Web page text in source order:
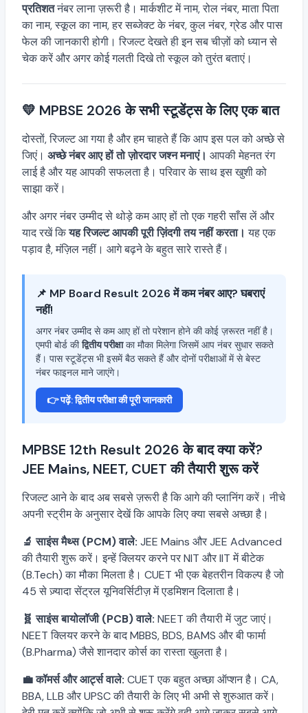
प्रतिशतनंबर लाना ज़रूरी है। मार्कशीट में नाम, रोल नंबर, माता पिता
का नाम, स्कूल का नाम, हर सब्जेक्ट के नंबर, कुल नंबर, ग्रेड और पास
फेल की जानकारी होगी। रिजल्ट देखते ही इन सब चीज़ों को ध्यान से
चेक करें और अगर कोई गलती दिखे तो स्कूल को तुरंत बताएं।
💛 MPBSE 2026 के सभी स्टूडेंट्स के लिए एक बात
दोस्तों, रिजल्ट आ गया है और हम चाहते हैं कि आप इस पल को अच्छे से
जिएं। अच्छे नंबर आए हों तो ज़ोरदार जश्न मनाएं। आपकी मेहनत रंग
लाई है और यह आपकी सफलता है। परिवार के साथ इस खुशी को
साझा करें।
और अगर नंबर उम्मीद से थोड़े कम आए हों तो एक गहरी साँस लें और
याद रखें कियह रिजल्ट आपकी पूरी ज़िंदगी तय नहीं करता। यह एक
पड़ाव है, मंज़िल नहीं। आगे बढ़ने के बहुत सारे रास्ते हैं।
📌 MP Board Result 2026 में कम नंबर आए? घबराएं
नहीं!
अगर नंबर उम्मीद से कम आए हों तो परेशान होने की कोई ज़रूरत नहीं है।
एमपी बोर्ड कीद्वितीय परीक्षाका मौका मिलेगा जिसमें आप नंबर सुधार सकते
हैं। पास स्टूडेंट्स भी इसमें बैठ सकते हैं और दोनों परीक्षाओं में से बेस्ट
नंबर फाइनल माने जाएंगे।
👉 पढ़ें: द्वितीय परीक्षा की पूरी जानकारी
MPBSE 12th Result 2026 के बाद क्या करें?
JEE Mains, NEET, CUET की तैयारी शुरू करें
रिजल्ट आने के बाद अब सबसे ज़रूरी है कि आगे की प्लानिंग करें। नीचे
अपनी स्ट्रीम के अनुसार देखें कि आपके लिए क्या सबसे अच्छा है।
🔬 साइंस मैथ्स (PCM) वाले: JEE Mains और JEE Advanced
की तैयारी शुरू करें। इन्हें क्लियर करने पर NIT और IIT में बीटेक
(B.Tech) का मौका मिलता है। CUET भी एक बेहतरीन विकल्प है जो
45 से ज़्यादा सेंट्रल यूनिवर्सिटीज़ में एडमिशन दिलाता है।
🧬 साइंस बायोलॉजी (PCB) वाले: NEET की तैयारी में जुट जाएं।
NEET क्लियर करने के बाद MBBS, BDS, BAMS और बी फार्मा
(B.Pharma) जैसे शानदार कोर्स का रास्ता खुलता है।
💼 कॉमर्स और आर्ट्स वाले: CUET एक बहुत अच्छा ऑप्शन है। CA,
BBA, LLB और UPSC की तैयारी के लिए भी अभी से शुरुआत करें।